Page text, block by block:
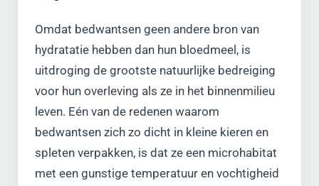
Omdat bedwantsen geen andere bron van
hydratatie hebben dan hun bloedmeel, is
uitdroging de grootste natuurlijke bedreiging
voor hun overleving als ze in het binnenmilieu
leven. Eén van de redenen waarom
bedwantsen zich zo dicht in kleine kieren en
spleten verpakken, is dat ze een microhabitat
met een gunstige temperatuur en vochtigheid